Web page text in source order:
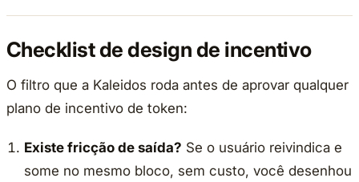
Checklist de design de incentivo
O filtro que a Kaleidos roda antes de aprovar qualquer
plano de incentivo de token:
Existe fricção de saída? Se o usuário reivindica e
some no mesmo bloco, sem custo, você desenhou